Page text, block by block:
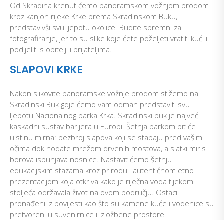
Od Skradina krenut ćemo panoramskom vožnjom brodom
kroz kanjon rijeke Krke prema Skradinskom Buku,
predstavivši svu ljepotu okolice. Budite spremni za
fotografiranje, jer to su slike koje ćete poželjeti vratiti kući i
podijeliti s obitelji i prijateljima.
SLAPOVI KRKE
Nakon slikovite panoramske vožnje brodom stižemo na
Skradinski Buk gdje ćemo vam odmah predstaviti svu
ljepotu Nacionalnog parka Krka. Skradinski buk je najveći
kaskadni sustav barijera u Europi. Šetnja parkom bit će
uistinu mirna: bezbroj slapova koji se stapaju pred vašim
očima dok hodate mrežom drvenih mostova, a slatki miris
borova ispunjava nosnice. Nastavit ćemo šetnju
edukacijskim stazama kroz prirodu i autentičnom etno
prezentacijom koja otkriva kako je riječna voda tijekom
stoljeća održavala život na ovom području. Ostaci
pronađeni iz povijesti kao što su kamene kuće i vodenice su
pretvoreni u suvenirnice i izložbene prostore.